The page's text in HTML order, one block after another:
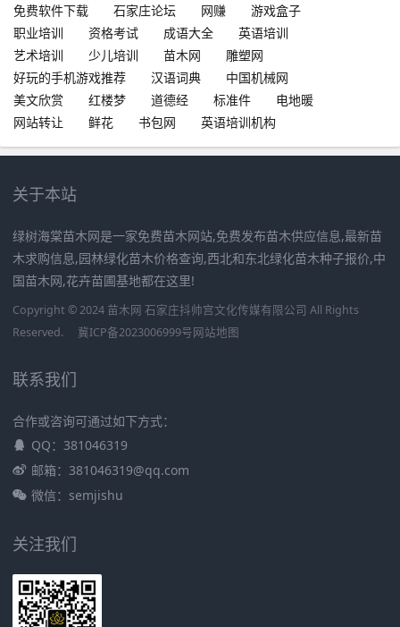
免费软件下载
石家庄论坛 网赚
游戏盒子
职业培训
资格考试 成语大全
英语培训
艺术培训
少儿培训 苗木网
雕塑网
好玩的手机游戏推荐
汉语词典
中国机械网
美文欣赏
红楼梦 道德经 标准件
电地暖
网站转让
鲜花 书包网 英语培训机构
关于本站
绿树海棠苗木网是一家免费苗木网站,免费发布苗木供应信息,最新苗
木求购信息,园林绿化苗木价格查询,西北和东北绿化苗木种子报价,中
国苗木网,花卉苗圃基地都在这里!
Copyright © 2024 苗木网 石家庄抖帅宫文化传媒有限公司 All Rights
Reserved.
冀ICP备2023006999号网站地图
联系我们
合作或咨询可通过如下方式：
QQ：381046319
邮箱：381046319@qq.com
微信：semjishu
关注我们